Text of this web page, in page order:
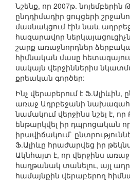
Նշենք, որ 2007թ. նոյեմբերին
ընդդիմադիր ցույցերի
մասնակցում էին նաև
հազարավոր
շարք առաջնորդներ
հիմնական մասը
սակայն վերջիններիս
քրեական գործեր:
Ինչ վերաբերում է Ֆ.Ալիևին,
առաջ Ադրբեջանի նախագահ
նամակում վերջինս նշել է, որ
ենթարկվել իր դպրոցական
իրավիճակում`
Ֆ.Ալիևը հրաժարվեց իր
Ակնհայտ է, որ վերջինս
հաղթանակ տանելու, այլ
համայնքին վերաբերող